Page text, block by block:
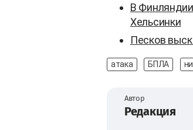
В
Хельсинки
Песков
атака БПЛА
Автор
Редакция